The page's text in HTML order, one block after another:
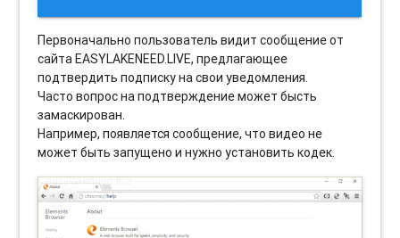
Первоначально пользователь видит сообщение от
сайта EASYLAKENEED.LIVE, предлагающее
подтвердить подписку на свои уведомления.
Часто вопрос на подтверждение может бысть
замаскирован.
Например, появляется сообщение, что видео не
может быть запущено и нужно установить кодек.